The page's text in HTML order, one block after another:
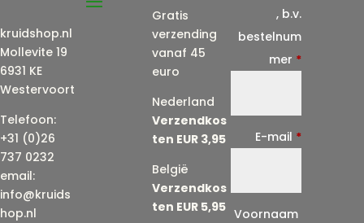
kruidshop.nl
Mollevite 19
6931 KE
Westervoort
Telefoon:
+31 (0)26
737 0232
email:
info@kruids
hop.nl
Gratis
verzending
vanaf 45
euro
Nederland
Verzendkos
ten EUR 3,95
België
Verzendkos
ten EUR 5,95
, b.v.
bestelnum
mer *
E-mail *
Voornaam